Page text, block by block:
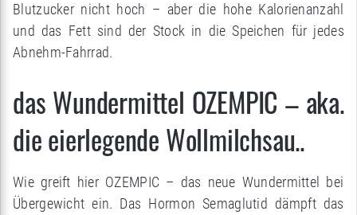
Blutzucker nicht hoch – aber die hohe Kalorienanzahl
und das Fett sind der Stock in die Speichen für jedes
Abnehm-Fahrrad.
das Wundermittel OZEMPIC – aka.
die eierlegende Wollmilchsau..
Wie greift hier OZEMPIC – das neue Wundermittel bei
Übergewicht ein. Das Hormon Semaglutid dämpft das